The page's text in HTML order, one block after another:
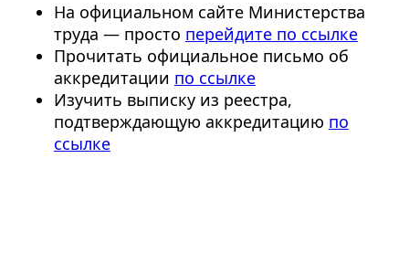
На официальном сайте Министерства
труда — просто перейдите по ссылке
Прочитать официальное письмо об
аккредитации по ссылке
Изучить выписку из реестра,
подтверждающую аккредитацию по
ссылке